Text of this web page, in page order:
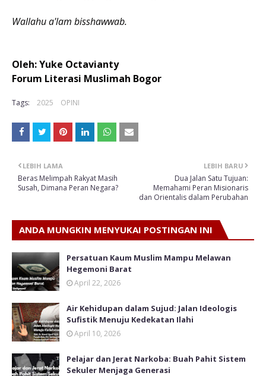
Wallahu a'lam bisshawwab.
Oleh: Yuke Octavianty
Forum Literasi Muslimah Bogor
Tags: 2025 OPINI
LEBIH BARU
Dua Jalan Satu Tujuan:
Memahami Peran Misionaris
dan Orientalis dalam Perubahan
LEBIH LAMA
Beras Melimpah Rakyat Masih
Susah, Dimana Peran Negara?
ANDA MUNGKIN MENYUKAI POSTINGAN INI
Persatuan Kaum Muslim Mampu Melawan
Hegemoni Barat
April 22, 2026
Air Kehidupan dalam Sujud: Jalan Ideologis
Sufistik Menuju Kedekatan Ilahi
April 10, 2026
Pelajar dan Jerat Narkoba: Buah Pahit Sistem
Sekuler Menjaga Generasi